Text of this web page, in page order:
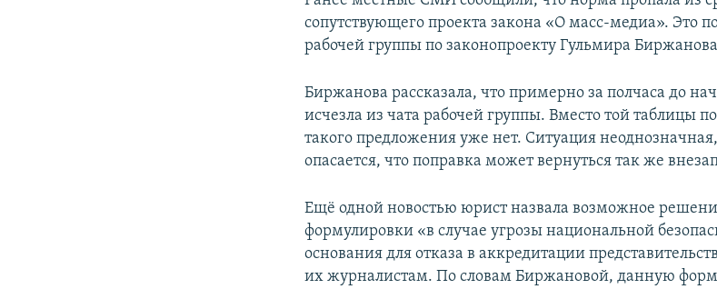
сопутствующего проекта закона «О масс-медиа». Это
рабочей группы по законопроекту Гульмира
Биржанова рассказала, что примерно за полчаса до
исчезла из чата рабочей группы. Вместо той таблицы
такого предложения уже нет. Ситуация
опасается, что поправка может вернуться так же
Ещё одной новостью юрист назвала возможное
формулировки «в случае угрозы национальной
основания для отказа в аккредитации
их журналистам. По словам Биржановой, данную